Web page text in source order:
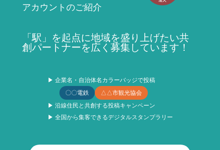
アカウントのご紹介
「駅」を起点に地域を盛り上げたい共
創パートナーを広く募集しています！
▶ 企業名・自治体名カラーバッジで投稿
〇〇電鉄
△△市観光協会
▶ 沿線住民と共創する投稿キャンペーン
▶ 全国から集客できるデジタルスタンプラリー